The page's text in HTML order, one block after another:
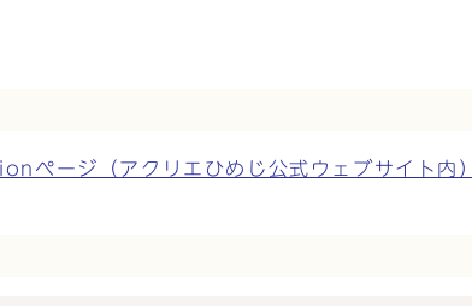
ージ（アクリエひめじ公式ウェブサイト内）